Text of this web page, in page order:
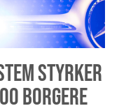
STYRKER
BORGERE